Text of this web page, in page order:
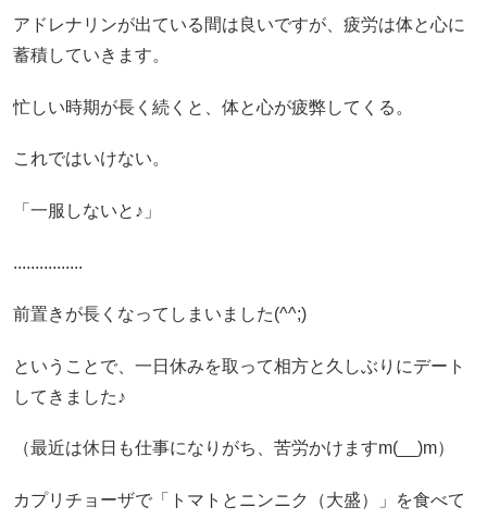
アドレナリンが出ている間は良いですが、疲労は体と心に
蓄積していきます。
忙しい時期が長く続くと、体と心が疲弊してくる。
これではいけない。
「一服しないと♪」
................
前置きが長くなってしまいました(^^;)
ということで、一日休みを取って相方と久しぶりにデート
してきました♪
（最近は休日も仕事になりがち、苦労かけますm(__)m）
カプリチョーザで「トマトとニンニク（大盛）」を食べて